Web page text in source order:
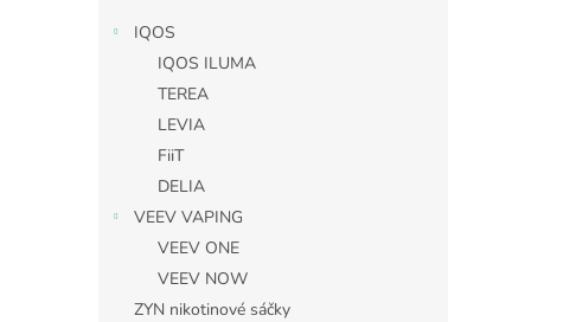
IQOS
IQOS ILUMA
TEREA
LEVIA
FiiT
DELIA
VEEV VAPING
VEEV ONE
VEEV NOW
ZYN nikotinové sáčky